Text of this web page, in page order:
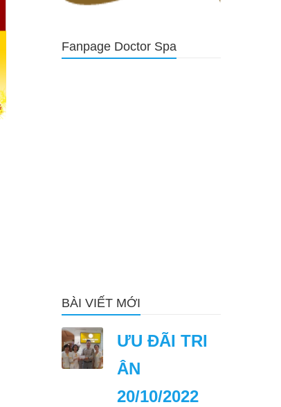
Fanpage Doctor Spa
BÀI VIẾT MỚI
ƯU ĐÃI TRI
ÂN
20/10/2022